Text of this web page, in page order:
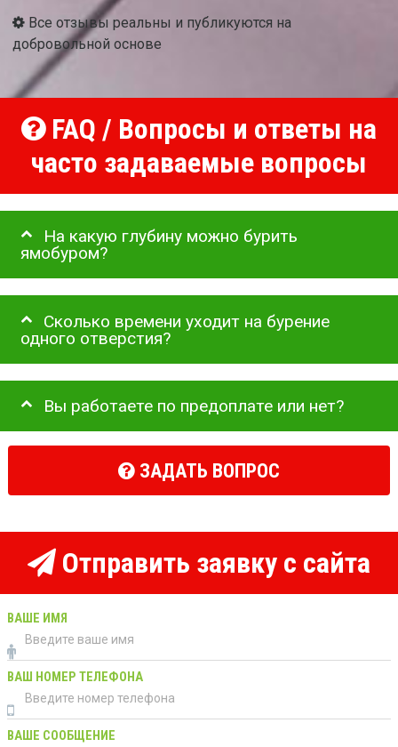
Все отзывы реальны и публикуются на
добровольной основе
FAQ / Вопросы и ответы на
часто задаваемые вопросы
На какую глубину можно бурить
ямобуром?
Сколько времени уходит на бурение
одного отверстия?
Вы работаете по предоплате или нет?
ЗАДАТЬ ВОПРОС
Отправить заявку с сайта
ВАШЕ ИМЯ
ВАШ НОМЕР ТЕЛЕФОНА
ВАШЕ СООБЩЕНИЕ